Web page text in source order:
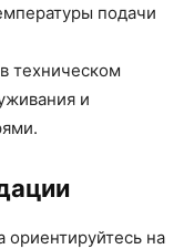
подачи
техническом
и
на